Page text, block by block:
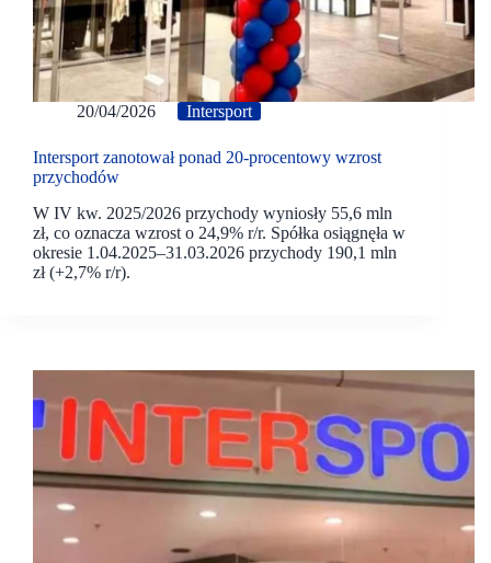
20/04/2026 Intersport
Intersport zanotował ponad 20-procentowy wzrost
przychodów
W IV kw. 2025/2026 przychody wyniosły 55,6 mln
zł, co oznacza wzrost o 24,9% r/r. Spółka osiągnęła w
okresie 1.04.2025–31.03.2026 przychody 190,1 mln
zł (+2,7% r/r).